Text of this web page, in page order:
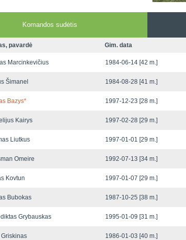
Komandos sudėtis
pavardė Gim. data
Marcinkevičius 1984-06-14 [42 m.]
Šimanel 1984-08-28 [41 m.]
Bazys* 1997-12-23 [28 m.]
Kairys 1997-02-28 [29 m.]
Liutkus 1997-01-01 [29 m.]
Omeire 1992-07-13 [34 m.]
Kovtun 1997-01-07 [29 m.]
Bubokas 1987-10-25 [38 m.]
Grybauskas 1995-01-09 [31 m.]
Griskinas 1986-01-03 [40 m.]